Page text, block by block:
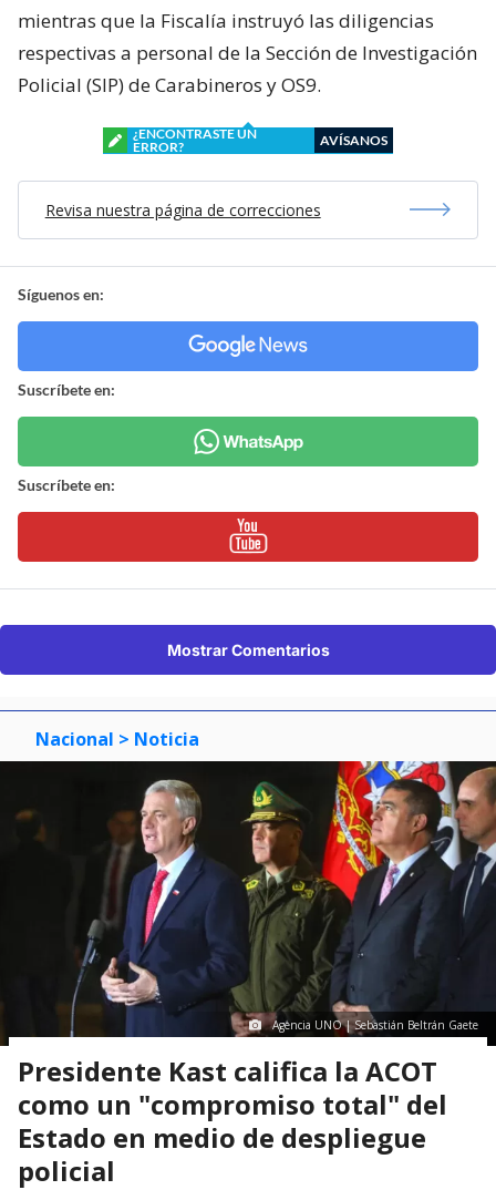
mientras que la Fiscalía instruyó las diligencias
respectivas a personal de la Sección de Investigación
Policial (SIP) de Carabineros y OS9.
¿ENCONTRASTE UN
ERROR?
AVÍSANOS
Revisa nuestra página de correcciones
Síguenos en:
Suscríbete en:
Suscríbete en:
Mostrar Comentarios
Nacional > Noticia
Agencia UNO | Sebastián Beltrán Gaete
Presidente Kast califica la ACOT
como un "compromiso total" del
Estado en medio de despliegue
policial